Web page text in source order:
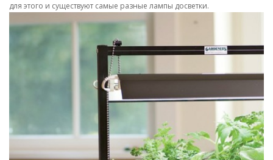
для этого и существуют самые разные лампы досветки.